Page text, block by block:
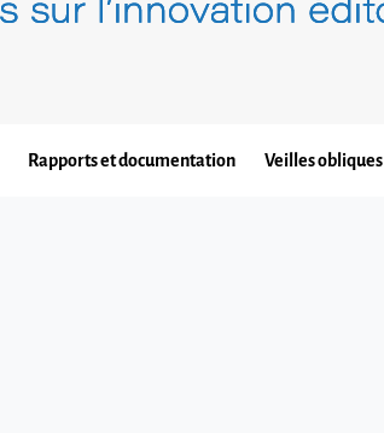
Rapports et documentation Veilles obliques